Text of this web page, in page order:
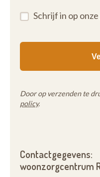
Schrijf in op
Door op verzenden te
policy.
Contactgegevens:
woonzorgcentrum